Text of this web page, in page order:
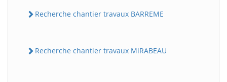
Recherche chantier travaux BARREME
Recherche chantier travaux MiRABEAU